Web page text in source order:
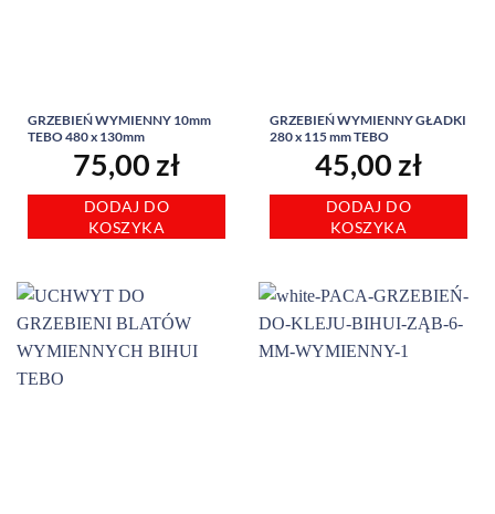
GRZEBIEŃ WYMIENNY 10mm
TEBO 480 x 130mm
75,00 zł
DODAJ DO
KOSZYKA
GRZEBIEŃ WYMIENNY GŁADKI
280 x 115 mm TEBO
45,00 zł
DODAJ DO
KOSZYKA